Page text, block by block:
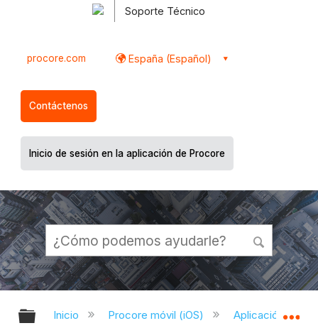
Soporte Técnico
procore.com España (Español)
Contáctenos
Inicio de sesión en la aplicación de Procore
Expandir/contraer jerarquía global
Inicio Procore móvil (iOS) Aplicación